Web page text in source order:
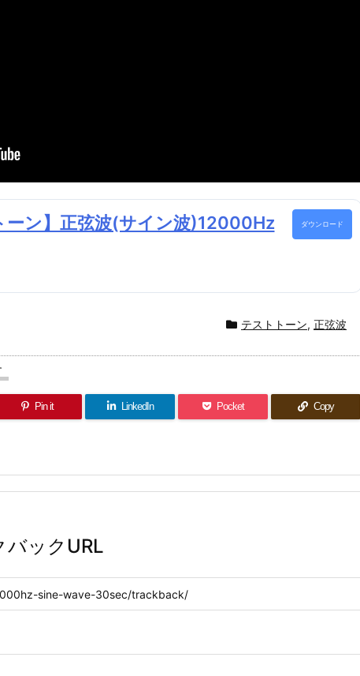
ーン】正弦波(サイン波)12000Hz
ダウンロード
テストトーン, 正弦波
Pin it LinkedIn Pocket Copy
バックURL